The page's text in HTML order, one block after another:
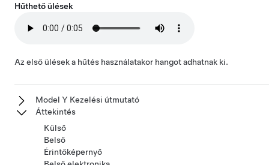
Hűthető ülések
Az első ülések a hűtés használatakor hangot adhatnak ki.
Model Y Kezelési útmutató
Áttekintés
Külső
Belső
Érintőképernyő